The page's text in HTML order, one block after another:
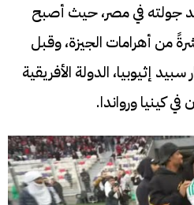
جولته في مصر، حيث أصبح
من أهرامات الجيزة، وقبل
إثيوبيا، الدولة الأفريقية
كينيا ورواندا.